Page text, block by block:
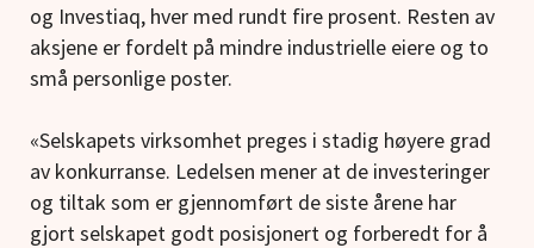
og Investiaq, hver med rundt fire prosent. Resten av
aksjene er fordelt på mindre industrielle eiere og to
små personlige poster.
«Selskapets virksomhet preges i stadig høyere grad
av konkurranse. Ledelsen mener at de investeringer
og tiltak som er gjennomført de siste årene har
gjort selskapet godt posisjonert og forberedt for å